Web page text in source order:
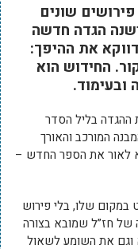
שונים
הגדה חדשה
את ההיפך:
החידוש הוא
ובעימוד.
ההגדה בליל הסדר
המורכב והאורך
לאור את הספר החדש –
שלו, בלי פירוש
של חז”ל שמובא בצורה
וגם את השומע לשאול